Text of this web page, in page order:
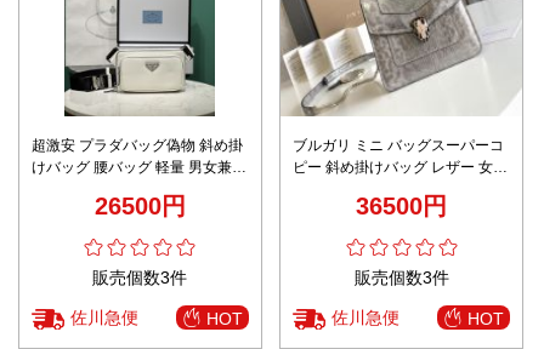
超激安 プラダバッグ偽物 斜め掛
けバッグ 腰バッグ 軽量 男女兼用
26500円
販売個数3件
佐川急便 HOT
ブルガリ ミニ バッグスーパーコ
ピー 斜め掛けバッグ レザー 女性
36500円
販売個数3件
佐川急便 HOT